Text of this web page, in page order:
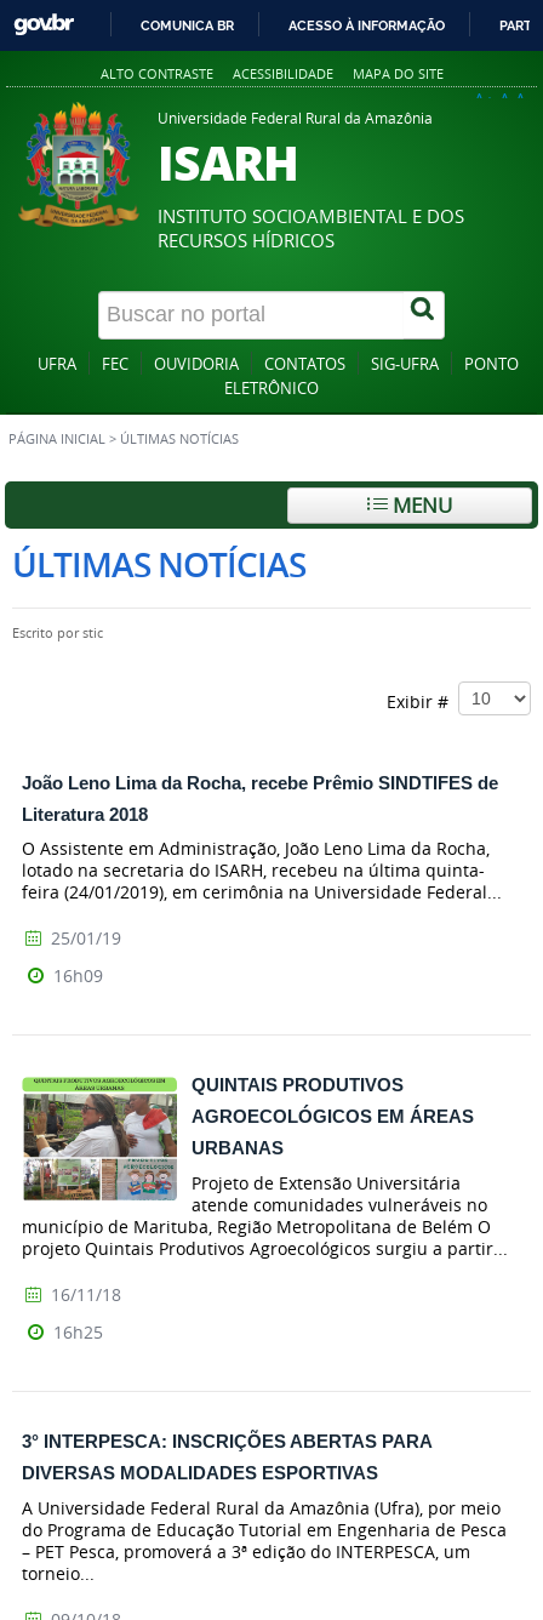
PARA
O
CONTEÚDO
COMUNICA BR ACESSO À INFORMAÇÃO
ALTO CONTRASTE ACESSIBILIDADE MAPA DO SITE
A+ A A-
Universidade Federal Rural da Amazônia
ISARH
INSTITUTO SOCIOAMBIENTAL E DOS
RECURSOS HÍDRICOS
UFRA FEC OUVIDORIA CONTATOS SIG-UFRA
PONTO
ELETRÔNICO
PÁGINA INICIAL > ÚLTIMAS NOTÍCIAS
MENU
ÚLTIMAS NOTÍCIAS
Escrito porstic
Exibir #
João Leno Lima da Rocha, recebe Prêmio SINDTIFES de
Literatura 2018
O Assistente em Administração, João Leno Lima da Rocha,
lotado na secretaria do ISARH, recebeu na última quinta-
feira (24/01/2019), em cerimônia na Universidade Federal...
25/01/19
16h09
QUINTAIS PRODUTIVOS
AGROECOLÓGICOS EM ÁREAS
URBANAS
Projeto de Extensão Universitária
atende comunidades vulneráveis no
município de Marituba, Região Metropolitana de Belém O
projeto Quintais Produtivos Agroecológicos surgiu a partir...
16/11/18
16h25
3° INTERPESCA: INSCRIÇÕES ABERTAS PARA
DIVERSAS MODALIDADES ESPORTIVAS
A Universidade Federal Rural da Amazônia (Ufra), por meio
do Programa de Educação Tutorial em Engenharia de Pesca
– PET Pesca, promoverá a 3ª edição do INTERPESCA, um
torneio...